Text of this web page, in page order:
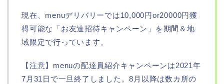
現在、menuデリバリーでは10,000円or20000円獲
得可能な「お友達招待キャンペーン」を期間＆地
域限定で行っています。
【注意】menuの配達員紹介キャンペーンは2021年
7月31日で一旦終了しました。8月以降は数カ所の